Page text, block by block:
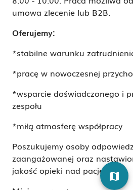
umowa zlecenie lub B2B.
Oferujemy:
*stabilne warunku
*pracę w nowoczesnej
*wsparcie doświadczonego i
zespołu
*miłą atmosferę współpracy
Poszukujemy osoby
zaangażowanej oraz
jakość opieki nad pacjentem.
map